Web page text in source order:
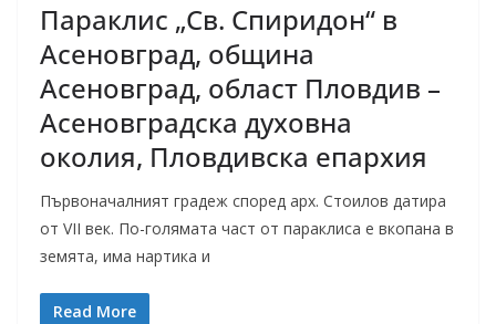
Параклис „Св. Спиридон“ в
Асеновград, община
Асеновград, област Пловдив –
Асеновградска духовна
околия, Пловдивска епархия
Първоначалният градеж според арх. Стоилов датира
от VII век. По-голямата част от параклиса е вкопана в
земята, има нартика и
Read More